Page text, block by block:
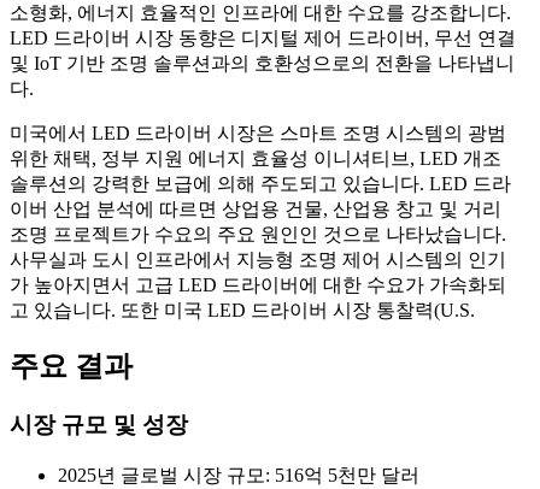
소형화, 에너지 효율적인 인프라에 대한 수요를 강조합니다.
LED 드라이버 시장 동향은 디지털 제어 드라이버, 무선 연결
및 IoT 기반 조명 솔루션과의 호환성으로의 전환을 나타냅니
다.
미국에서 LED 드라이버 시장은 스마트 조명 시스템의 광범
위한 채택, 정부 지원 에너지 효율성 이니셔티브, LED 개조
솔루션의 강력한 보급에 의해 주도되고 있습니다. LED 드라
이버 산업 분석에 따르면 상업용 건물, 산업용 창고 및 거리
조명 프로젝트가 수요의 주요 원인인 것으로 나타났습니다.
사무실과 도시 인프라에서 지능형 조명 제어 시스템의 인기
가 높아지면서 고급 LED 드라이버에 대한 수요가 가속화되
고 있습니다. 또한 미국 LED 드라이버 시장 통찰력(U.S.
주요 결과
시장 규모 및 성장
2025년 글로벌 시장 규모: 516억 5천만 달러